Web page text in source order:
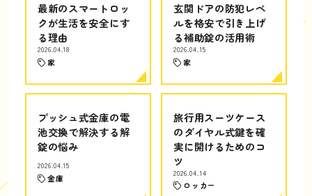
最新のスマートロッ
クが生活を安全にす
る理由
2026.04.18
家
玄関ドアの防犯レベ
ルを格安で引き上げ
る補助錠の活用術
2026.04.15
家
プッシュ式金庫の電
池交換で解決する解
錠の悩み
2026.04.15
金庫
旅行用スーツケース
のダイヤル式鍵を確
実に開けるためのコ
ツ
2026.04.14
ロッカー